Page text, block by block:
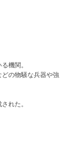
機関。
の物騒な兵器や強
れた。